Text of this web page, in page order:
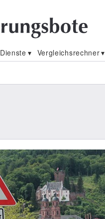
Dienste Vergleichsrechner